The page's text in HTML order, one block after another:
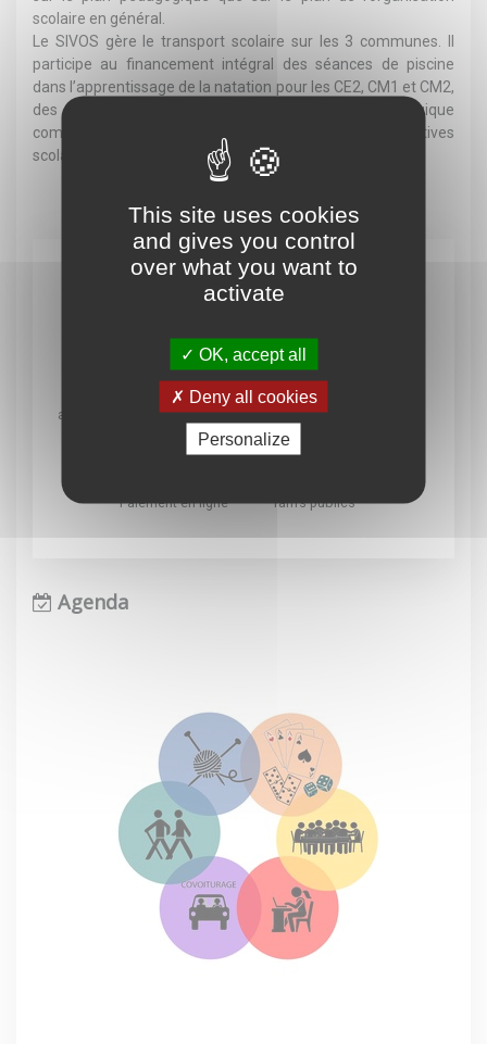
scolaire en général.
Le SIVOS gère le transport scolaire sur les 3 communes. Il
participe au financement intégral des séances de piscine
dans l’apprentissage de la natation pour les CE2, CM1 et CM2,
des fournitures scolaires et matériel pédagogique
complémentaire, l’aide financière pour les coopératives
scolaires et les voyages scolaires …
administratives
Menus cantine
Paiement en ligne Tarifs publics
Agenda
This site uses cookies
and gives you control
over what you want to
activate
OK, accept all
Deny all cookies
Personalize